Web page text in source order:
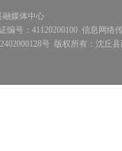
媒体中心
号：41120200100 信息网络
号 版权所有：沈丘